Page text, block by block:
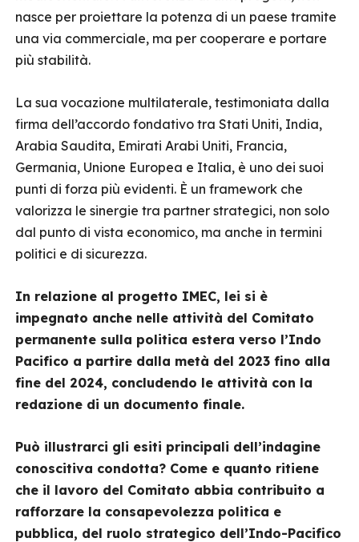
nasce per proiettare la potenza di un paese tramite
una via commerciale, ma per cooperare e portare
più stabilità.
La sua vocazione multilaterale, testimoniata dalla
firma dell’accordo fondativo tra Stati Uniti, India,
Arabia Saudita, Emirati Arabi Uniti, Francia,
Germania, Unione Europea e Italia, è uno dei suoi
punti di forza più evidenti. È un framework che
valorizza le sinergie tra partner strategici, non solo
dal punto di vista economico, ma anche in termini
politici e di sicurezza.
In relazione al progetto IMEC, lei si è
impegnato anche nelle attività del Comitato
permanente sulla politica estera verso l’Indo
Pacifico a partire dalla metà del 2023 fino alla
fine del 2024, concludendo le attività con la
redazione di un documento finale.
Può illustrarci gli esiti principali dell’indagine
conoscitiva condotta? Come e quanto ritiene
che il lavoro del Comitato abbia contribuito a
rafforzare la consapevolezza politica e
pubblica, del ruolo strategico dell’Indo-Pacifico